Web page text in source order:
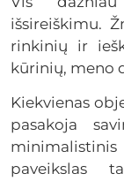
išsireiškimu.
rinkinių ir
kūrinių, meno
Kiekvienas
pasakoja
paveikslas